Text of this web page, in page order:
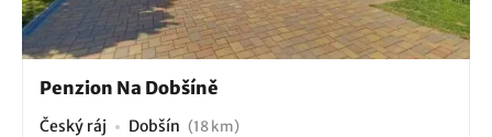
Penzion Na Dobšíně
Český ráj Dobšín (18 km)